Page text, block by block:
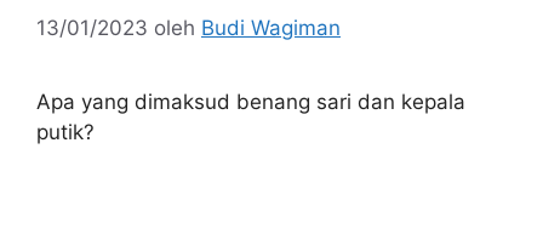
13/01/2023 oleh Budi Wagiman
Apa yang dimaksud benang sari dan kepala
putik?